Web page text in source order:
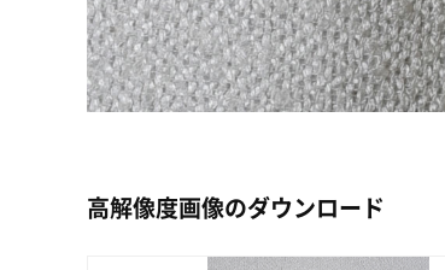
高解像度画像のダウンロード